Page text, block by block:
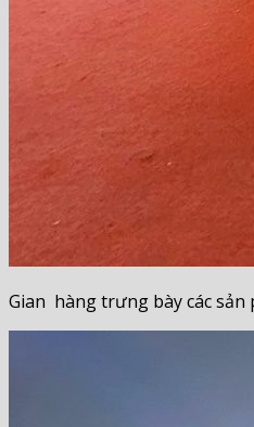
Gian hàng trưng bày các sản